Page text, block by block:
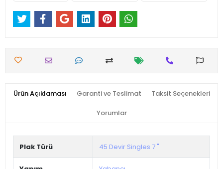
Ürün Açıklaması Garanti ve Teslimat Taksit Seçenekleri
Yorumlar
Plak Türü 45 Devir Singles 7 "